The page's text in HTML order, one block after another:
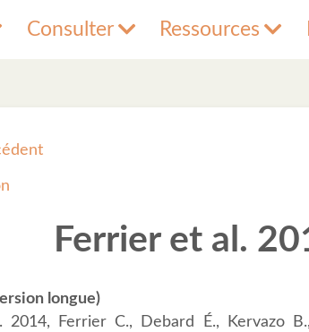
Consulter Ressources
Ferrier et al.
longue)
2014, Ferrier C., Debard É., Kervazo